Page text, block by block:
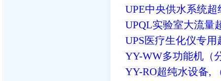
UPE中央供水系统
UPQL实验室大流量
UPS医疗生化仪专
YY-WW多功能机（
YY-RO超纯水设备,